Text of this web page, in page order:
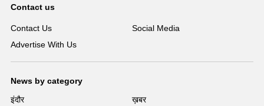
Contact us
Contact Us
Social Media
Advertise With Us
News by category
इंदौर
ख़बर